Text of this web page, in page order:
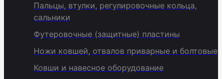
Пальцы, втулки, регулировочные кольца,
сальники
Футеровочные (защитные) пластины
Ножи ковшей, отвалов приварные и болтовые
Ковши и навесное оборудование